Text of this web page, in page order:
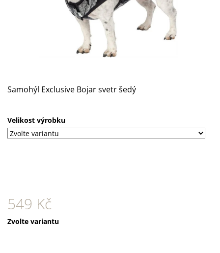
Samohýl Exclusive Bojar svetr šedý
Velikost výrobku
549 Kč
Měrná
Zvolte variantu
U
Č
U